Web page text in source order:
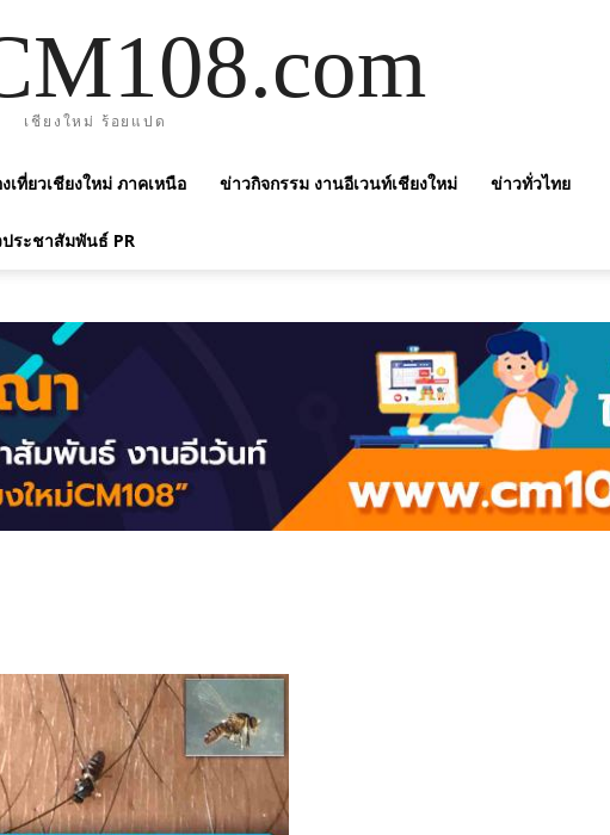
เชียงใหม่ ร้อยแปด
เที่ยวเชียงใหม่ ภาคเหนือ ข่าวกิจกรรม งานอีเวนท์เชียงใหม่ ข่าวทั่วไทย
ระชาสัมพันธ์ PR